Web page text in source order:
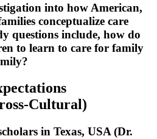
into how American,
conceptualize care
questions include, how do
to learn to care for family
Cultural)
in Texas, USA (Dr.